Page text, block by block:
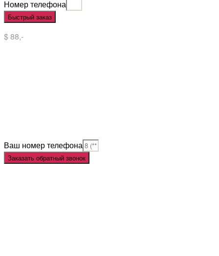
Номер телефона
Быстрый заказ
$ 88,-
Ваш номер телефона
Заказать обратный звонок